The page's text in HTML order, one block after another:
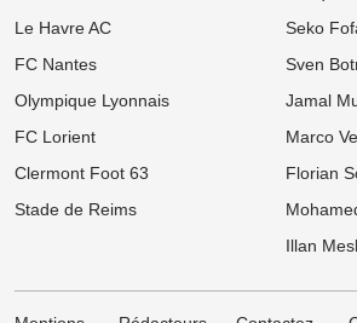
Le Havre AC
FC Nantes
Olympique Lyonnais
FC Lorient
Clermont Foot 63
Stade de Reims
Seko
Sven
Jamal
Marco
Florian
Illan